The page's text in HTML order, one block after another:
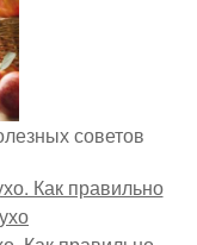
советов